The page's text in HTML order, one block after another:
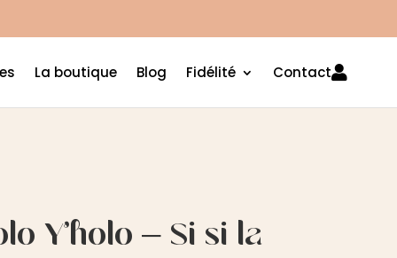
La boutique Blog Fidélité Contact
Y’holo – Si si la